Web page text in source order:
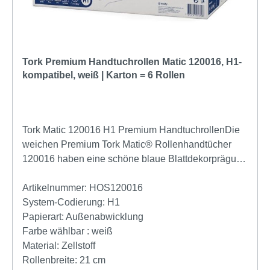
Tork Premium Handtuchrollen Matic 120016, H1-
kompatibel, weiß | Karton = 6 Rollen
Tork Matic 120016 H1 Premium HandtuchrollenDie
weichen Premium Tork Matic® Rollenhandtücher
120016 haben eine schöne blaue Blattdekorprägung
Dank QuickDry™ trocknen sie die Hände schnell
und gründlich. Diese Handtücher passen für die Tork
Matic® Spender für Rollenhandtücher, die für die
leichte Wartung in Waschräumen mit hoher
Besucherfrequenz entwickelt wurden. Das spart Zeit
und kontrolliert dank Einzelblattausgabe auch den
Artikelnummer: HOS120016
System-Codierung: H1
Papierart: Außenabwicklung
Farbe wählbar : weiß
Material: Zellstoff
Rollenbreite: 21 cm